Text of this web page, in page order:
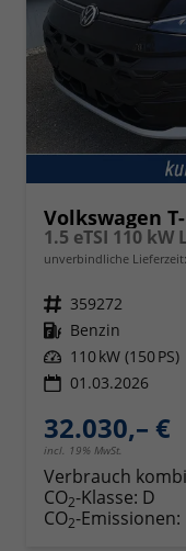
Volkswagen
unverbindliche Lieferzeit:
Fahrzeugnr. 359272
Kraftstoff Benzin
Leistung 110 kW (150 PS)
01.03.2026
32.030,– €
incl. 19% MwSt.
Verbrauch
CO2-Klasse: D
CO2-Emissionen: